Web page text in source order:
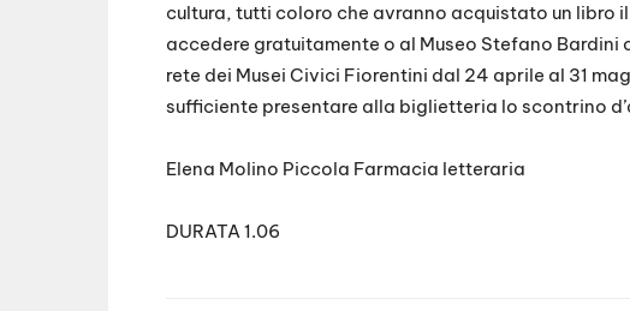
cultura, tutti coloro che avranno acquistato un libro
accedere gratuitamente o al Museo Stefano
rete dei Musei Civici Fiorentini dal 24 aprile al 31
sufficiente presentare alla biglietteria lo scontrino
Elena Molino Piccola Farmacia letteraria
DURATA 1.06